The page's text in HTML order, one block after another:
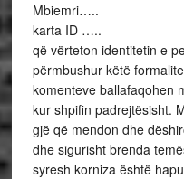
Mbiemri…..
karta ID …..
që vërteton identitetin e
përmbushur këtë
komenteve ballafaqohen
kur shpifin padrejtësisht.
gjë që mendon dhe
dhe sigurisht brenda
syresh korniza është